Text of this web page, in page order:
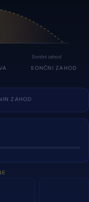
Sončni zahod
SONČNI ZAHOD
ZAHOD